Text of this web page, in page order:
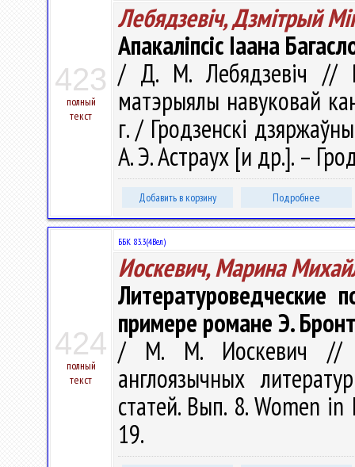
423
полный
текст
Лебядзевіч, Дзмітрый
Апакаліпсіс Іаана
/ Д. М. Лебядзевіч //
матэрыялы навуковай
г. / Гродзенскi
А. Э. Астраух [и др.]. –
Добавить в корзину Подробнее
424
полный
текст
ББК 83.3(4Вел)
Иоскевич, Марина
примере романе Э.
/ М. М. Иоскевич //
англоязычных
статей. Вып. 8. Women
19.